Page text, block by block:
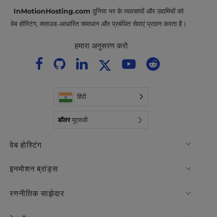
InMotionHosting.com दुनिया भर के व्यवसायों और उद्यमियों को
वेब होस्टिंग, क्लाउड-आधारित समाधान और प्रबंधित सेवाएं प्रदान करता है।
हमारा अनुसरण करो
हिंदी
डॉलरयूएसडी
वेब होस्टिंग
साझा मेजबानी
इनमोशन ब्रांड्स
RamNode बादल
रणनीतिक साझेदार